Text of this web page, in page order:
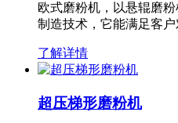
欧式磨粉机，以悬辊磨
制造技术，它能满足客
了解详情
超压梯形磨粉机